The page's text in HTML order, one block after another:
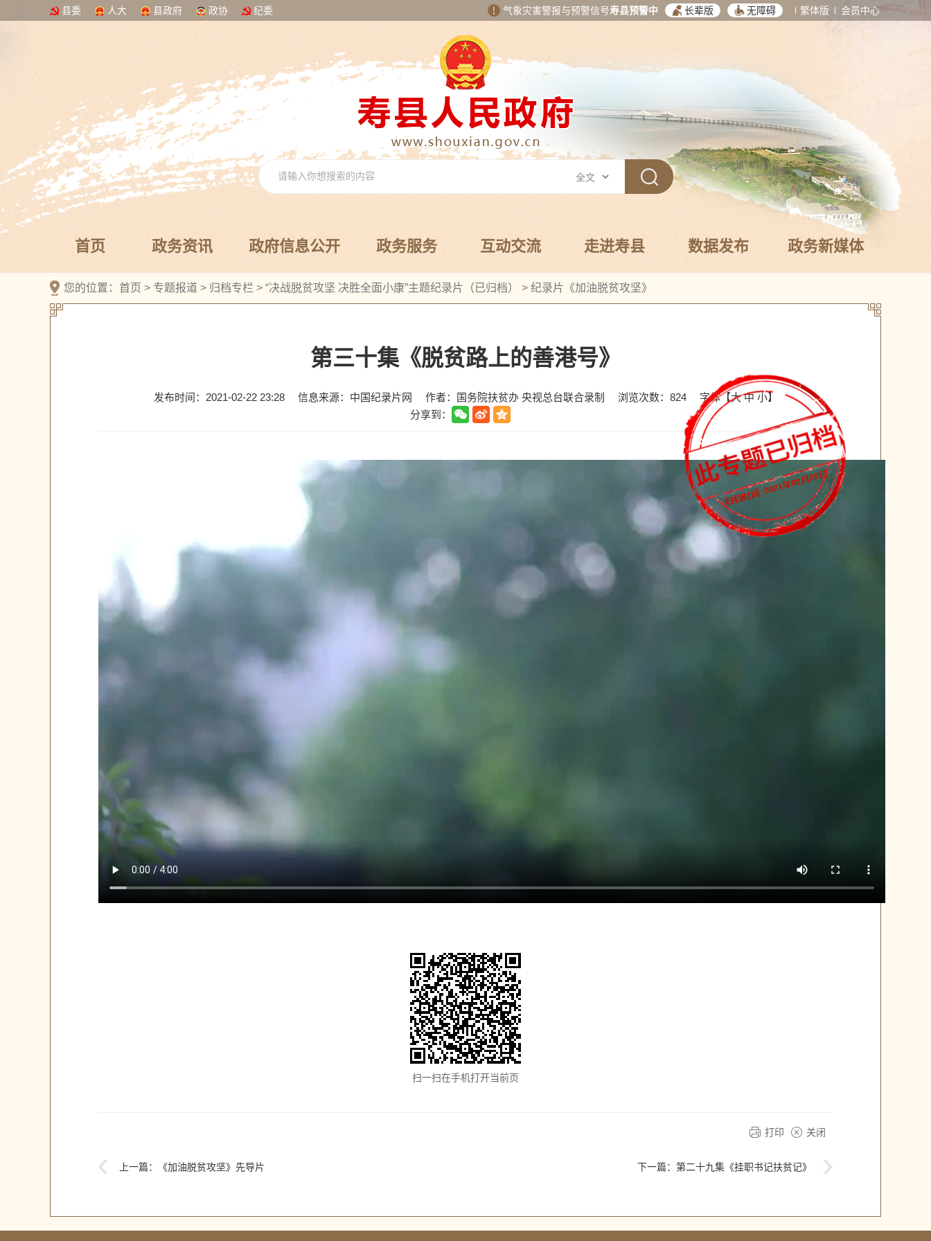
县委 人大 县政府 政协 纪委 气象灾害警报与预警信号寿县预警中 长辈版 无障碍 繁体版 会员中心
首页 政务资讯 政府信息公开 政务服务 互动交流 走进寿县 数据发布 政务新媒体
您的位置： 首页 > 专题报道 > 归档专栏 > “决战脱贫攻坚 决胜全面小康”主题纪录片（已归档） > 纪录片《加油脱贫攻坚》
第三十集《脱贫路上的善港号》
发布时间：2021-02-22 23:28 信息来源：中国纪录片网 作者：国务院扶贫办 央视总台联合录制 浏览次数： 824 字体【大 中 小】
分享到：
扫一扫在手机打开当前页
打印 关闭
上一篇： 《加油脱贫攻坚》先导片 下一篇： 第二十九集《挂职书记扶贫记》